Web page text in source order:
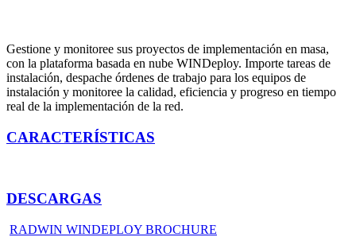
Gestione y monitoree sus proyectos de implementación en masa,
con la plataforma basada en nube WINDeploy. Importe tareas de
instalación, despache órdenes de trabajo para los equipos de
instalación y monitoree la calidad, eficiencia y progreso en tiempo
real de la implementación de la red.
CARACTERÍSTICAS
DESCARGAS
RADWIN WINDEPLOY BROCHURE